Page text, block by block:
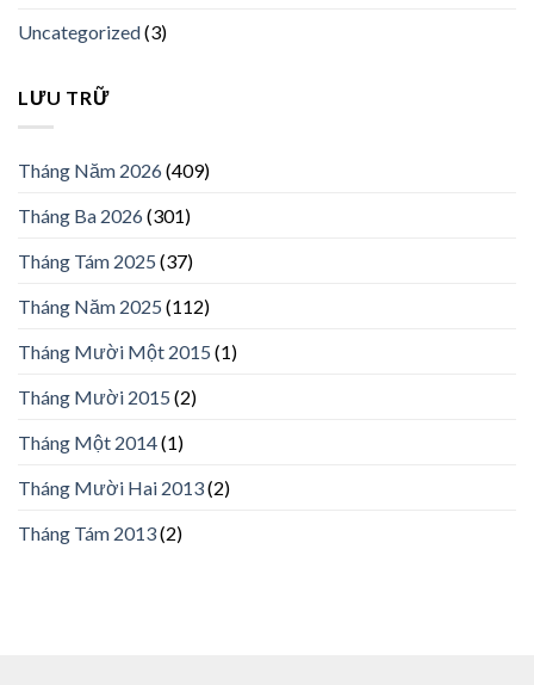
Uncategorized(3)
LƯU TRỮ
Tháng Năm 2026(409)
Tháng Ba 2026(301)
Tháng Tám 2025 (37)
Tháng Năm 2025 (112)
Tháng Mười Một 2015 (1)
Tháng Mười 2015 (2)
Tháng Một 2014(1)
Tháng Mười Hai 2013(2)
Tháng Tám 2013(2)